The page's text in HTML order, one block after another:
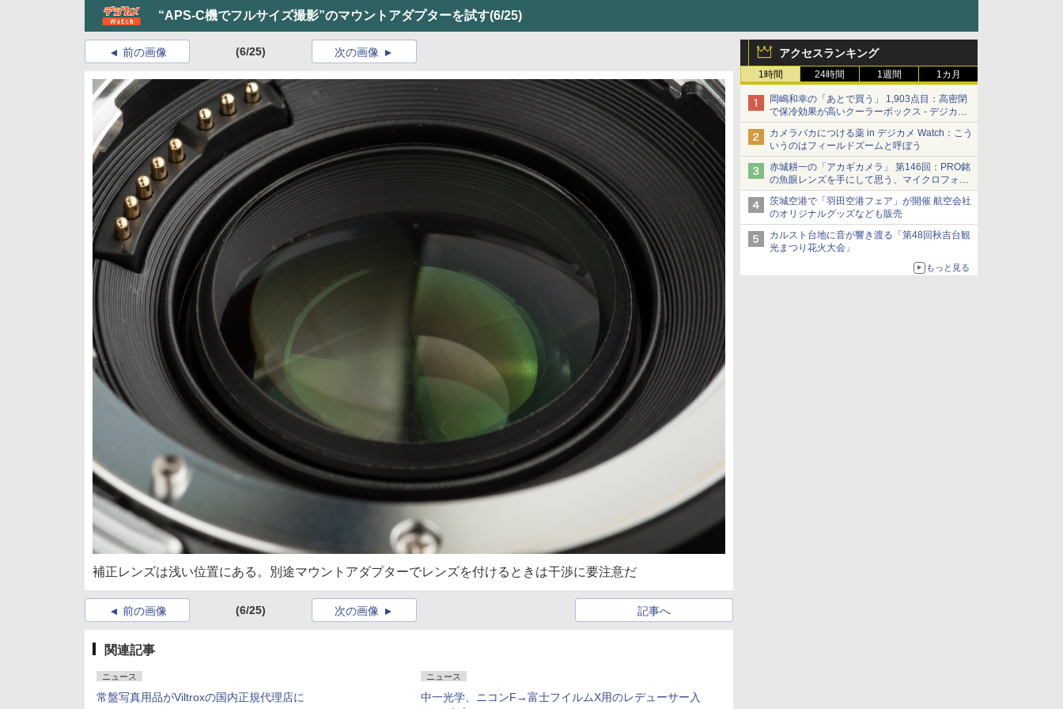
“APS-C機でフルサイズ撮影”のマウントアダプターを試す(6/25)
アクセスランキング
1時間 24時間 1週間 1カ月
岡嶋和幸の「あとで買う」 1,903点目：高密閉
で保冷効果が高いクーラーボックス - デジカメ
Watch
カメラバカにつける薬 in デジカメ Watch：こう
いうのはフィールドズームと呼ぼう
赤城耕一の「アカギカメラ」 第146回：PRO銘
の魚眼レンズを手にして思う、マイクロフォー
サーズへの期待と可能性
茨城空港で「羽田空港フェア」が開催 航空会社
のオリジナルグッズなども販売
カルスト台地に音が響き渡る「第48回秋吉台観
光まつり花火大会」
もっと見る
前の画像 (6/25) 次の画像
補正レンズは浅い位置にある。別途マウントアダプターでレンズを付けるときは干渉に要注意だ
前の画像 (6/25) 記事へ
次の画像
関連記事
ニュース
常盤写真用品がViltroxの国内正規代理店に
ニュース
中一光学、ニコンF→富士フイルムX用のレデューサー入